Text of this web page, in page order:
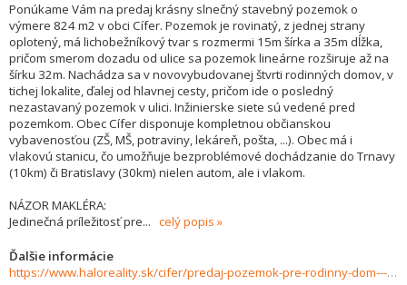
Ponúkame Vám na predaj krásny slnečný stavebný pozemok o
výmere 824 m2 v obci Cífer. Pozemok je rovinatý, z jednej strany
oplotený, má lichobežníkový tvar s rozmermi 15m šírka a 35m dĺžka,
pričom smerom dozadu od ulice sa pozemok lineárne rozširuje až na
šírku 32m. Nachádza sa v novovybudovanej štvrti rodinných domov, v
tichej lokalite, ďalej od hlavnej cesty, pričom ide o posledný
nezastavaný pozemok v ulici. Inžinierske siete sú vedené pred
pozemkom. Obec Cífer disponuje kompletnou občianskou
vybavenosťou (ZŠ, MŠ, potraviny, lekáreň, pošta, ...). Obec má i
vlakovú stanicu, čo umožňuje bezproblémové dochádzanie do Trnavy
(10km) či Bratislavy (30km) nielen autom, ale i vlakom.
NÁZOR MAKLÉRA:
Jedinečná príležitosť pre... celý popis
Ďalšie informácie
https://www.haloreality.sk/cifer/predaj-pozemok-pre-rodinny-dom---824-m2-cifer/71191